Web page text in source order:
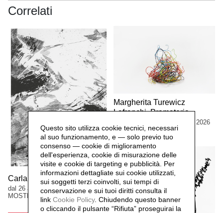
Correlati
Carla Ferriroli. Sedimenti
dal 26 aprile al 13 settembre 2026
MOSTRE
Margherita Turewicz
Lafranchi. Pramateria
dal 1 marzo al 13 settembre 2026
MOSTRE
Questo sito utilizza cookie tecnici, necessari
al suo funzionamento, e — solo previo tuo
consenso — cookie di miglioramento
dell'esperienza, cookie di misurazione delle
visite e cookie di targeting e pubblicità. Per
informazioni dettagliate sui cookie utilizzati,
sui soggetti terzi coinvolti, sui tempi di
conservazione e sui tuoi diritti consulta il
link Cookie Policy. Chiudendo questo banner
o cliccando il pulsante “Rifiuta” proseguirai la